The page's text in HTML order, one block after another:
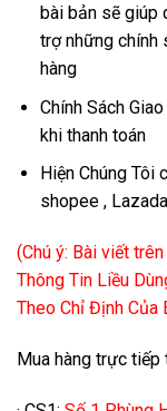
bài bản sẽ giúp
trợ những chính
hàng
Chính Sách
khi thanh toán
Hiện Chúng
shopee ,
(Chú ý: Bài viết
Thông Tin Liều
Theo Chỉ Định Của
Mua hàng trực tiếp